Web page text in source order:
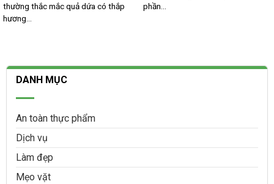
thường thắc mắc quả dứa có thắp
hương...
phần...
DANH MỤC
An toàn thực phẩm
Dịch vụ
Làm đẹp
Mẹo vặt